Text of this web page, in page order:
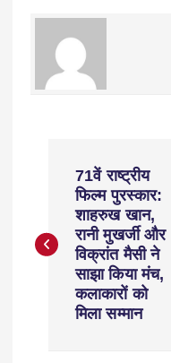
71वें राष्ट्रीय
फिल्म पुरस्कार:
शाहरुख खान,
रानी मुखर्जी और
विक्रांत मैसी ने
साझा किया मंच,
कलाकारों को
मिला सम्मान